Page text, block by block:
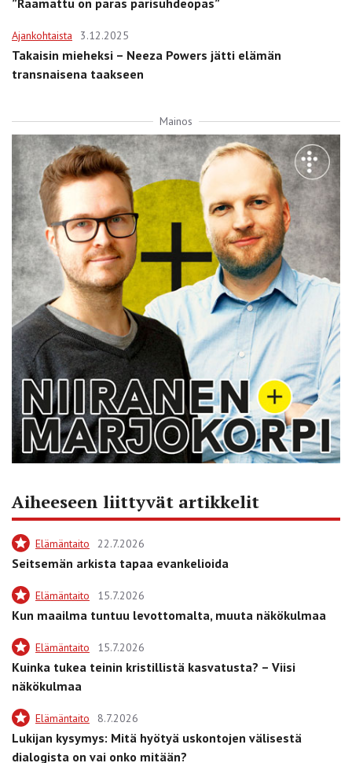
Ajankohtaista 3.12.2025
Takaisin mieheksi – Neeza Powers jätti elämän
transnaisena taakseen
Mainos
Aiheeseen liittyvät artikkelit
Elämäntaito 22.7.2026
Seitsemän arkista tapaa evankelioida
Elämäntaito 15.7.2026
Kun maailma tuntuu levottomalta, muuta näkökulmaa
Elämäntaito 15.7.2026
Kuinka tukea teinin kristillistä kasvatusta? – Viisi
näkökulmaa
Elämäntaito 8.7.2026
Lukijan kysymys: Mitä hyötyä uskontojen välisestä
dialogista on vai onko mitään?